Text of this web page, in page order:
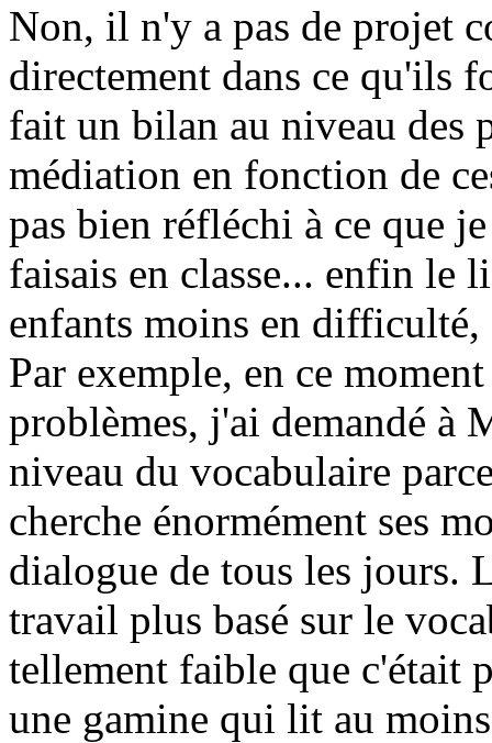
Non, il n'y a pas de projet
directement dans ce qu'ils
fait un bilan au niveau des
médiation en fonction de
pas bien réfléchi à ce que
faisais en classe... enfin le
enfants moins en
Par exemple, en ce
problèmes, j'ai demandé à
niveau du vocabulaire
cherche énormément ses
dialogue de tous les jours.
travail plus basé sur le
tellement faible que c'était
une gamine qui lit au